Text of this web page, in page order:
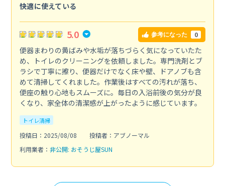
快適に使えている
5.0 参考になった 0
便器まわりの黄ばみや水垢が落ちづらく気になっていたた
め、トイレのクリーニングを依頼しました。専門洗剤とブ
ラシで丁寧に擦り、便器だけでなく床や壁、ドアノブも含
めて清掃してくれました。作業後はすべての汚れが落ち、
便座の触り心地もスムーズに。毎日の入浴前後の気分が良
くなり、家全体の清潔感が上がったように感じています。
トイレ清掃
投稿日：2025/08/08
投稿者：アブノーマル
利用業者： 非公開: おそうじ屋SUN